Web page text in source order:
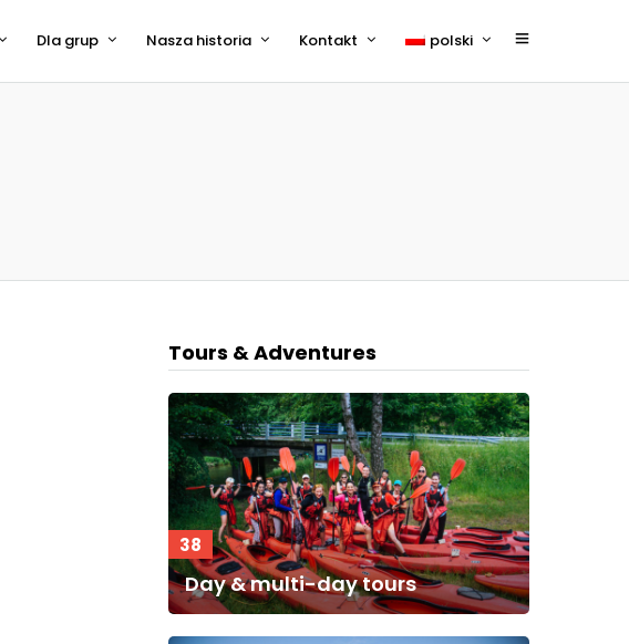
Dla grup Nasza historia Kontakt polski
Tours & Adventures
38
Day & multi-day tours